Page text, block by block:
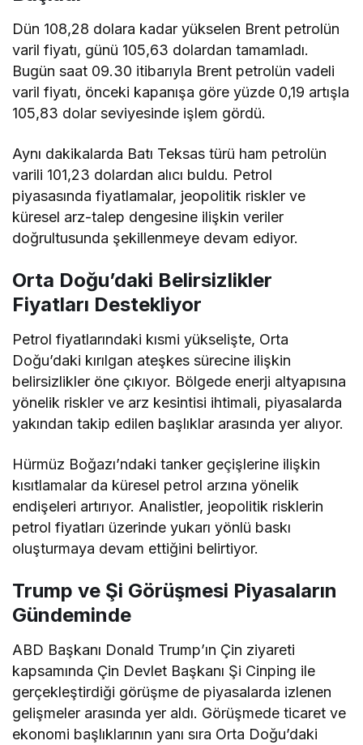
Dün 108,28 dolara kadar yükselen Brent petrolün
varil fiyatı, günü 105,63 dolardan tamamladı.
Bugün saat 09.30 itibarıyla Brent petrolün vadeli
varil fiyatı, önceki kapanışa göre yüzde 0,19 artışla
105,83 dolar seviyesinde işlem gördü.
Aynı dakikalarda Batı Teksas türü ham petrolün
varili 101,23 dolardan alıcı buldu. Petrol
piyasasında fiyatlamalar, jeopolitik riskler ve
küresel arz-talep dengesine ilişkin veriler
doğrultusunda şekillenmeye devam ediyor.
Orta Doğu’daki Belirsizlikler
Fiyatları Destekliyor
Petrol fiyatlarındaki kısmi yükselişte, Orta
Doğu’daki kırılgan ateşkes sürecine ilişkin
belirsizlikler öne çıkıyor. Bölgede enerji altyapısına
yönelik riskler ve arz kesintisi ihtimali, piyasalarda
yakından takip edilen başlıklar arasında yer alıyor.
Hürmüz Boğazı’ndaki tanker geçişlerine ilişkin
kısıtlamalar da küresel petrol arzına yönelik
endişeleri artırıyor. Analistler, jeopolitik risklerin
petrol fiyatları üzerinde yukarı yönlü baskı
oluşturmaya devam ettiğini belirtiyor.
Trump ve Şi Görüşmesi Piyasaların
Gündeminde
ABD Başkanı Donald Trump’ın Çin ziyareti
kapsamında Çin Devlet Başkanı Şi Cinping ile
gerçekleştirdiği görüşme de piyasalarda izlenen
gelişmeler arasında yer aldı. Görüşmede ticaret ve
ekonomi başlıklarının yanı sıra Orta Doğu’daki